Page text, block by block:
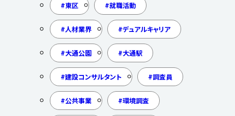
東区 就職活動
人材業界 デュアルキャリア
大通公園 大通駅
建設コンサルタント 調査員
公共事業 環境調査